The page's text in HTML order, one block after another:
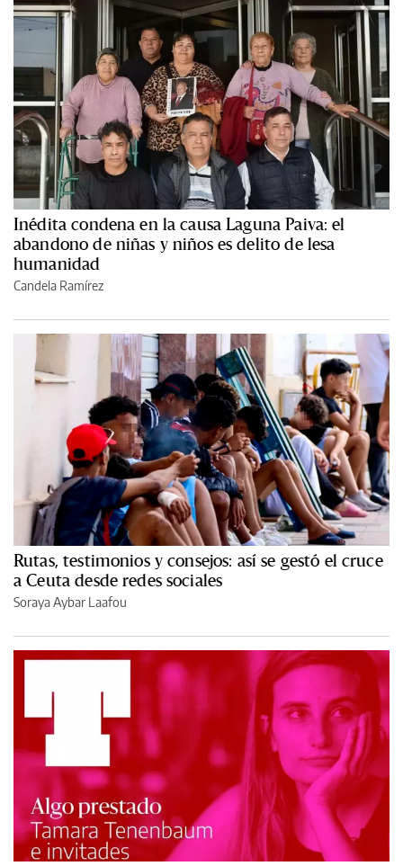
Inédita condena en la causa Laguna Paiva: el
abandono de niñas y niños es delito de lesa
humanidad
Candela Ramírez
Rutas, testimonios y consejos: así se gestó el cruce
a Ceuta desde redes sociales
Soraya Aybar Laafou